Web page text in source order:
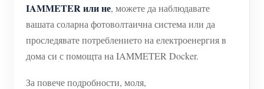
IAMMETER или не, можете да наблюдавате
вашата соларна фотоволтаична система или да
проследявате потреблението на електроенергия в
дома си с помощта на IAMMETER Docker.
За повече подробности, моля,